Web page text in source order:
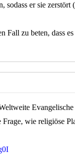
er sie
Fall zu beten, dass
wie religiöse